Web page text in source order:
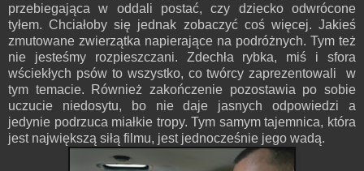
przebiegająca w oddali postać, czy dziecko odwrócone
tyłem. Chciałoby się jednak zobaczyć coś więcej. Jakieś
zmutowane zwierzątka napierające na podróżnych. Tym też
nie jesteśmy rozpieszczani. Zdechła rybka, miś i sfora
wściekłych psów to wszystko, co twórcy zaprezentowali w
tym temacie. Również zakończenie pozostawia po sobie
uczucie niedosytu, bo nie daje jasnych odpowiedzi a
jedynie podrzuca miałkie tropy. Tym samym tajemnica, która
jest największą siłą filmu, jest jednocześnie jego wadą.